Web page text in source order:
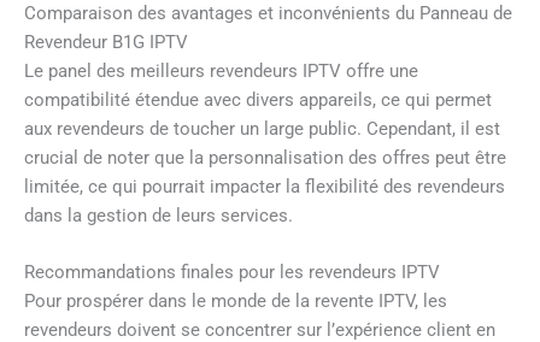
Comparaison des avantages et inconvénients du Panneau de
Revendeur B1G IPTV
Le panel des meilleurs revendeurs IPTV offre une
compatibilité étendue avec divers appareils, ce qui permet
aux revendeurs de toucher un large public. Cependant, il est
crucial de noter que la personnalisation des offres peut être
limitée, ce qui pourrait impacter la flexibilité des revendeurs
dans la gestion de leurs services.
Recommandations finales pour les revendeurs IPTV
Pour prospérer dans le monde de la revente IPTV, les
revendeurs doivent se concentrer sur l’expérience client en